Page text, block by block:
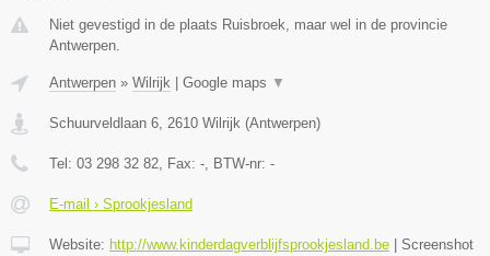
Niet gevestigd in de plaats Ruisbroek, maar wel in de provincie
Antwerpen.
Antwerpen » Wilrijk Google maps ▼
Schuurveldlaan 6, 2610 Wilrijk (Antwerpen)
Tel: 03 298 32 82, Fax: -, BTW-nr: -
E-mail › Sprookjesland
Website: http://www.kinderdagverblijfsprookjesland.be
Screenshot